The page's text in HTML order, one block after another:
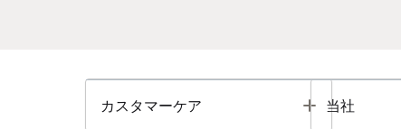
カスタマーケア Toggle
当社